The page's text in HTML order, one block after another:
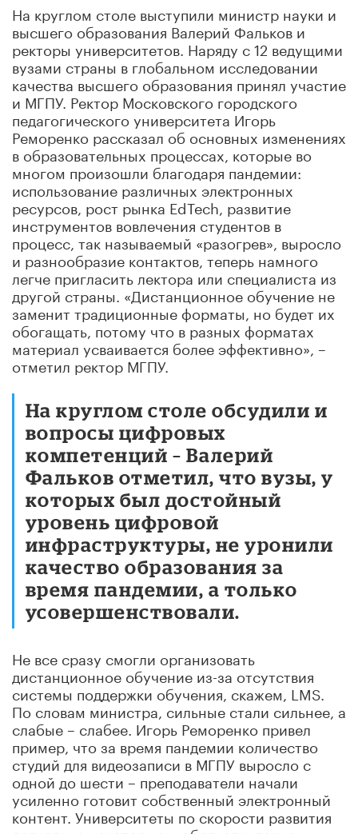
На круглом столе выступили министр науки и
высшего образования Валерий Фальков и
ректоры университетов. Наряду с 12 ведущими
вузами страны в глобальном исследовании
качества высшего образования принял участие
и МГПУ. Ректор Московского городского
педагогического университета Игорь
Реморенко рассказал об основных изменениях
в образовательных процессах, которые во
многом произошли благодаря пандемии:
использование различных электронных
ресурсов, рост рынка EdTech, развитие
инструментов вовлечения студентов в
процесс, так называемый «разогрев», выросло
и разнообразие контактов, теперь намного
легче пригласить лектора или специалиста из
другой страны. «Дистанционное обучение не
заменит традиционные форматы, но будет их
обогащать, потому что в разных форматах
материал усваивается более эффективно», –
отметил ректор МГПУ.
На круглом столе обсудили и
вопросы цифровых
компетенций – Валерий
Фальков отметил, что вузы, у
которых был достойный
уровень цифровой
инфраструктуры, не уронили
качество образования за
время пандемии, а только
усовершенствовали.
Не все сразу смогли организовать
дистанционное обучение из-за отсутствия
системы поддержки обучения, скажем, LMS.
По словам министра, сильные стали сильнее, а
слабые – слабее. Игорь Реморенко привел
пример, что за время пандемии количество
студий для видеозаписи в МГПУ выросло с
одной до шести – преподаватели начали
усиленно готовит собственный электронный
контент. Университеты по скорости развития